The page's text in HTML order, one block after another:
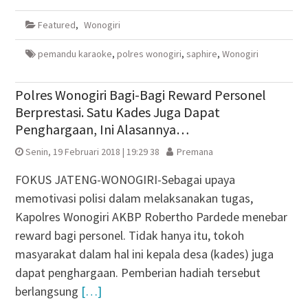
Facebook(Membuka
jendela
baru)
Twitter(Membuka
jendela
baru)
Google+
di
yang
baru)
WhatsApp(Membuka
baru)
Featured, Wonogiri
pemandu karaoke, polres wonogiri, saphire, Wonogiri
Polres Wonogiri Bagi-Bagi Reward Personel
Berprestasi. Satu Kades Juga Dapat
Penghargaan, Ini Alasannya…
Senin, 19 Februari 2018 | 19:29 38 Premana
FOKUS JATENG-WONOGIRI-Sebagai upaya
memotivasi polisi dalam melaksanakan tugas,
Kapolres Wonogiri AKBP Robertho Pardede menebar
reward bagi personel. Tidak hanya itu, tokoh
masyarakat dalam hal ini kepala desa (kades) juga
dapat penghargaan. Pemberian hadiah tersebut
berlangsung […]